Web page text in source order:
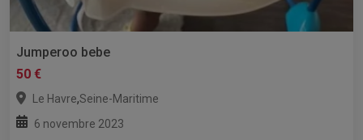
Jumperoo bebe
50 €
Le Havre,Seine-Maritime
6 novembre 2023